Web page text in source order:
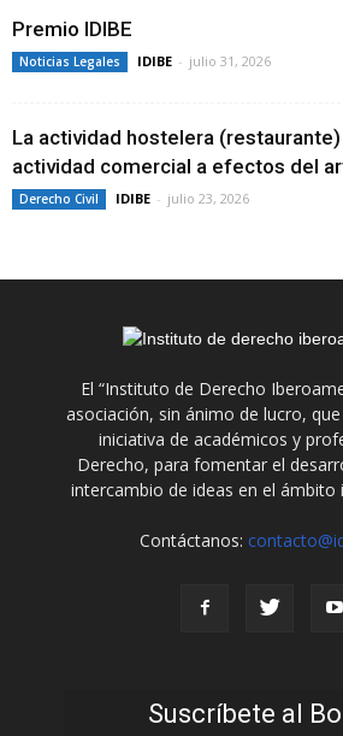
Premio IDIBE
Noticias Legales IDIBE - julio 31, 2026
La actividad hostelera
actividad comercial a efectos del
Derecho Civil IDIBE - julio 23, 2026
El “Instituto de Derecho
asociación, sin ánimo de lucro,
iniciativa de académicos y
Derecho, para fomentar el
intercambio de ideas en el ámbito
Contáctanos:
Suscríbete al